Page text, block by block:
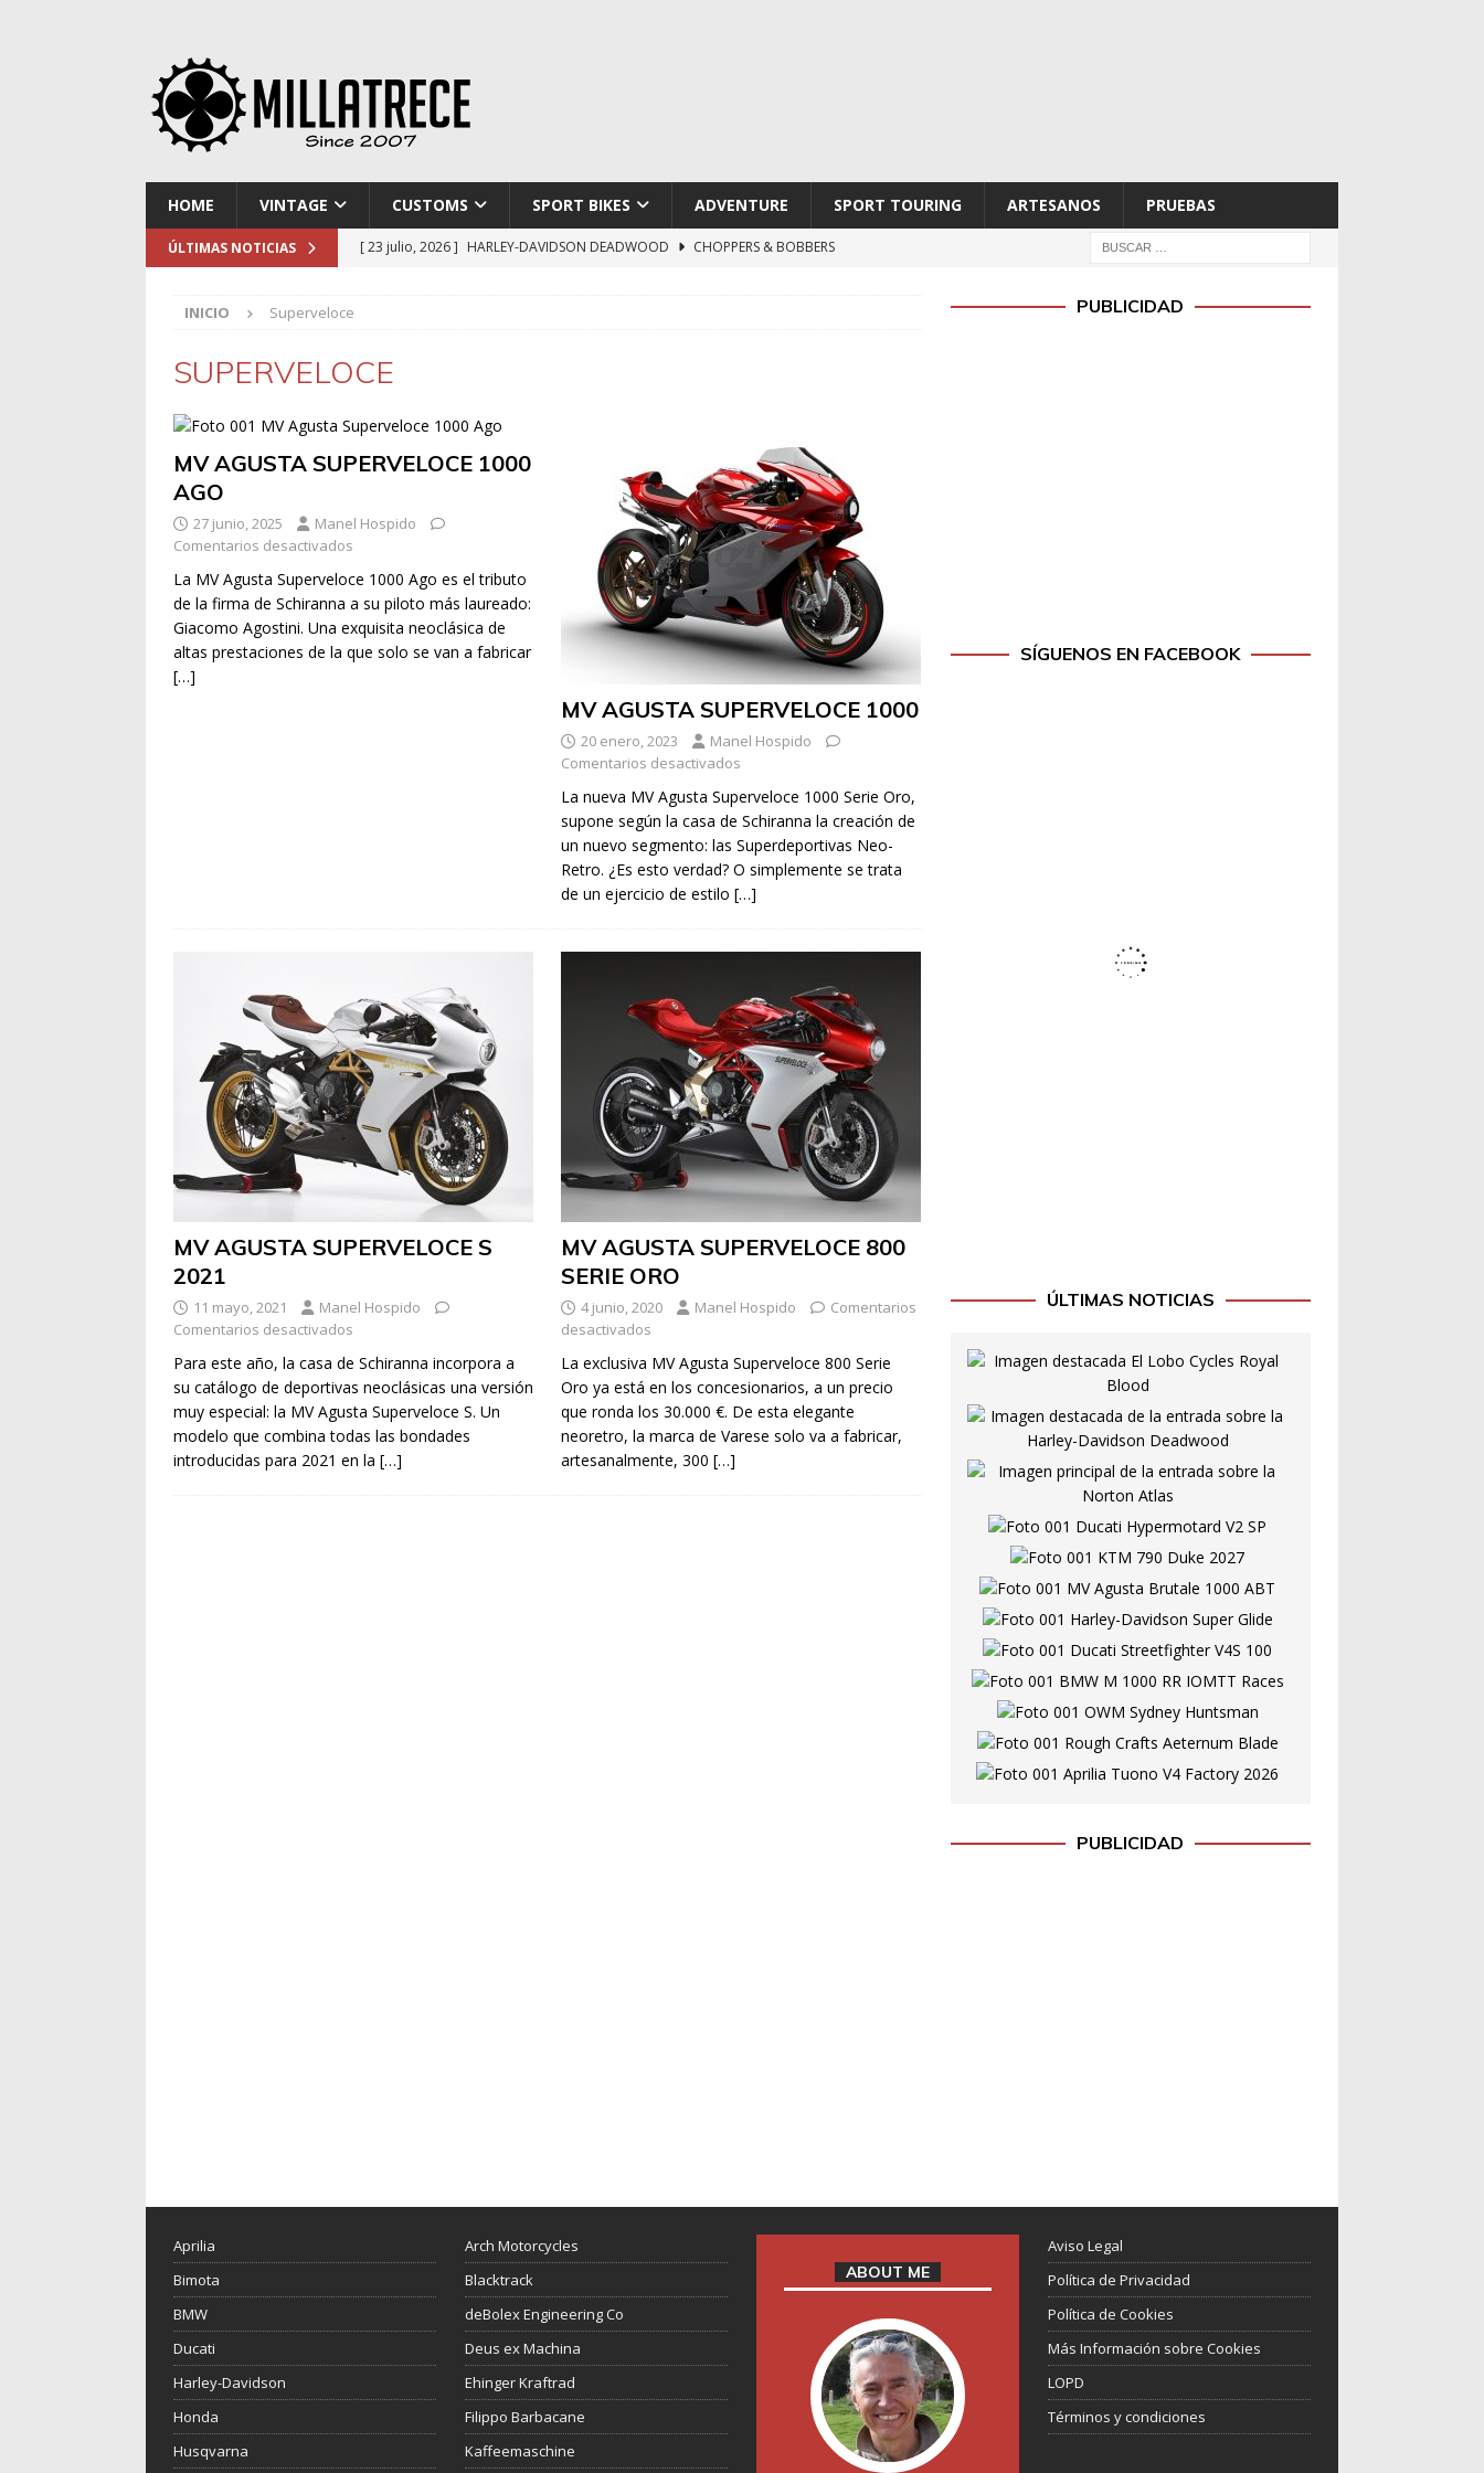
HOME VINTAGE CUSTOMS SPORT BIKES ADVENTURE SPORT TOURING ARTESANOS PRUEBAS
ÚLTIMAS NOTICIAS [ 23 julio, 2026 ] HARLEY-DAVIDSON DEADWOOD
CHOPPERS & BOBBERS
[ 2 julio, 2026 ]
INICIO Superveloce
SUPERVELOCE
MV AGUSTA SUPERVELOCE 1000
AGO
27 junio, 2025
Manel Hospido
Comentarios desactivados
La MV Agusta Superveloce 1000 Ago es el tributo
de la firma de Schiranna a su piloto más laureado:
Giacomo Agostini. Una exquisita neoclásica de
altas prestaciones de la que solo se van a fabricar
[…]
MV AGUSTA SUPERVELOCE 1000
20 enero, 2023
Manel Hospido
Comentarios desactivados
La nueva MV Agusta Superveloce 1000 Serie Oro,
supone según la casa de Schiranna la creación de
un nuevo segmento: las Superdeportivas Neo-
Retro. ¿Es esto verdad? O simplemente se trata
de un ejercicio de estilo […]
MV AGUSTA SUPERVELOCE S
2021
11 mayo, 2021
Manel Hospido
Comentarios desactivados
Para este año, la casa de Schiranna incorpora a
su catálogo de deportivas neoclásicas una versión
muy especial: la MV Agusta Superveloce S. Un
modelo que combina todas las bondades
introducidas para 2021 en la […]
MV AGUSTA SUPERVELOCE 800
SERIE ORO
4 junio, 2020 Manel Hospido
Comentarios
desactivados
La exclusiva MV Agusta Superveloce 800 Serie
Oro ya está en los concesionarios, a un precio
que ronda los 30.000 €. De esta elegante
neoretro, la marca de Varese solo va a fabricar,
artesanalmente, 300 […]
PUBLICIDAD
SÍGUENOS EN FACEBOOK
ÚLTIMAS NOTICIAS
PUBLICIDAD
Aprilia
Bimota
BMW
Ducati
Harley-Davidson
Honda
Husqvarna
Arch Motorcycles
Blacktrack
deBolex Engineering Co
Deus ex Machina
Ehinger Kraftrad
Filippo Barbacane
Kaffeemaschine
ABOUT ME
Aviso Legal
Política de Privacidad
Política de Cookies
Más Información sobre Cookies
LOPD
Términos y condiciones